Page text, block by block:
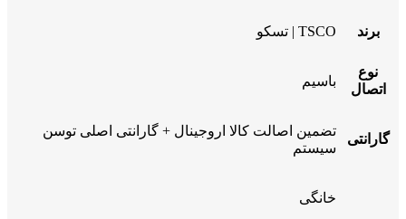
برند TSCO | تسکو
نوع
اتصال
باسیم
گارانتی
تضمین اصالت کالا اروجینال + گارانتی اصلی توسن
سیستم
خانگی